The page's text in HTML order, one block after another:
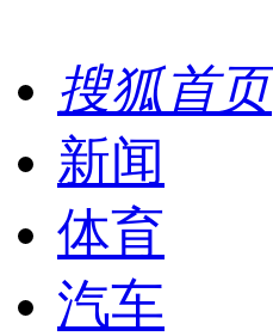
搜狐首页
新闻
体育
汽车